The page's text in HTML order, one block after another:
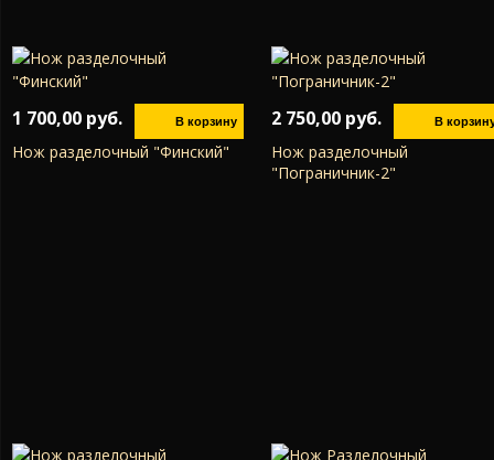
1 700,00 руб.
Нож разделочный "Финский"
2 750,00 руб.
Нож разделочный
"Пограничник-2"